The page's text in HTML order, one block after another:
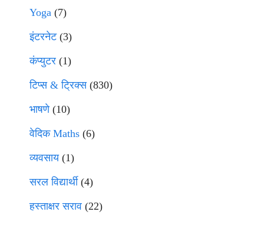
Yoga (7)
इंटरनेट(3)
कंप्युटर (1)
टिप्स & ट्रिक्स(830)
भाषणे(10)
वेदिक Maths (6)
व्यवसाय(1)
सरल विद्यार्थी(4)
हस्ताक्षर सराव (22)